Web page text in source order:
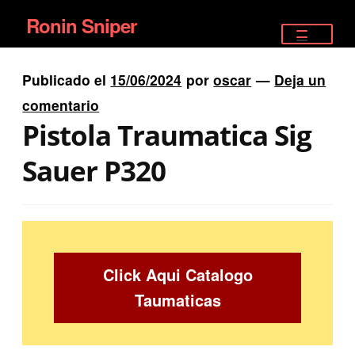
Ir
a
la
navegación
Ir
al
contenido
Ronin Sniper
PISTOLAS
RIFLES DEPORTIVOS
Publicado el 15/06/2024 poroscar — Deja un
comentario
Pistola Traumatica Sig
Sauer P320
Click Aqui Catalogo
Taumaticas